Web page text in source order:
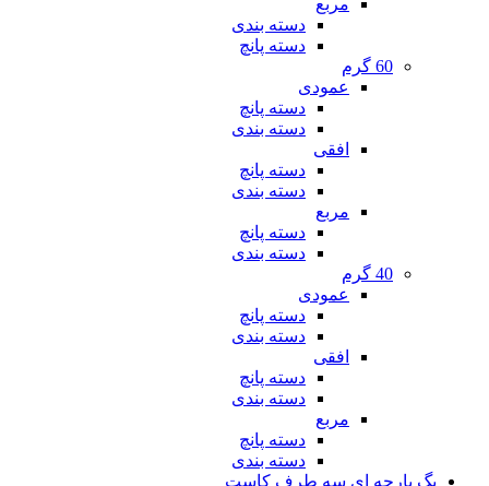
دسته بندی
دسته پانچ
60 گرم
عمودی
دسته پانچ
دسته بندی
افقی
دسته پانچ
دسته بندی
مربع
دسته پانچ
دسته بندی
40 گرم
عمودی
دسته پانچ
دسته بندی
افقی
دسته پانچ
دسته بندی
مربع
دسته پانچ
دسته بندی
بگ پارچه ای سه طرف کاست